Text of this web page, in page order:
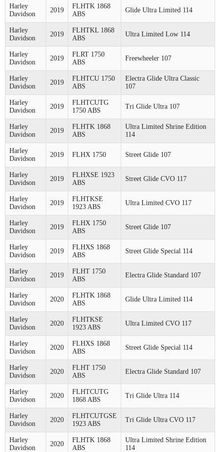
Harley
Davidson
2019
FLHTK 1868
ABS
Glide Ultra Limited 114
Harley
Davidson
2019
FLHTKL 1868
ABS
Ultra Limited Low 114
Harley
Davidson
2019
FLRT 1750
ABS
Freewheeler 107
Harley
Davidson
2019
FLHTCU 1750
ABS
Electra Glide Ultra Classic
107
Harley
Davidson
2019
FLHTCUTG
1750 ABS
Tri Glide Ultra 107
Harley
Davidson
2019
FLHTK 1868
ABS
Ultra Limited Shrine Edition
114
Harley
Davidson
2019 FLHX 1750 Street Glide 107
Harley
Davidson
2019
FLHXSE 1923
ABS
Street Glide CVO 117
Harley
Davidson
2019
FLHTKSE
1923 ABS
Ultra Limited CVO 117
Harley
Davidson
2019
FLHX 1750
ABS
Street Glide 107
Harley
Davidson
2019
FLHXS 1868
ABS
Street Glide Special 114
Harley
Davidson
2019
FLHT 1750
ABS
Electra Glide Standard 107
Harley
Davidson
2020
FLHTK 1868
ABS
Glide Ultra Limited 114
Harley
Davidson
2020
FLHTKSE
1923 ABS
Ultra Limited CVO 117
Harley
Davidson
2020
FLHXS 1868
ABS
Street Glide Special 114
Harley
Davidson
2020
FLHT 1750
ABS
Electra Glide Standard 107
Harley
Davidson
2020
FLHTCUTG
1868 ABS
Tri Glide Ultra 114
Harley
Davidson
2020
FLHTCUTGSE
1923 ABS
Tri Glide Ultra CVO 117
Harley
Davidson
2020
FLHTK 1868
ABS
Ultra Limited Shrine Edition
114